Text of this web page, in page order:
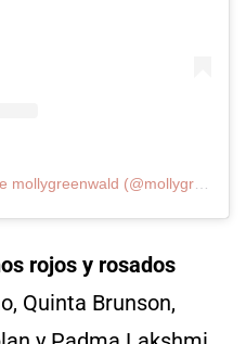
rojos y rosados
Quinta Brunson,